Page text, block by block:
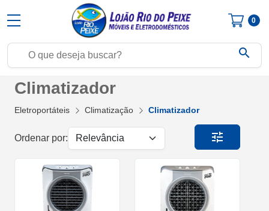
search
0
Climatizador
Eletroportáteis Climatização Climatizador
Ordenar por: tune